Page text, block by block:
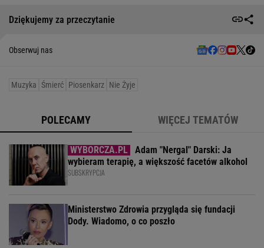
Dziękujemy za przeczytanie
Obserwuj nas
Muzyka Śmierć Piosenkarz Nie Żyje
POLECAMY WIĘCEJ TEMATÓW
Adam "Nergal" Darski: Ja
wybieram terapię, a większość facetów alkohol
SUBSKRYPCJA
Ministerstwo Zdrowia przygląda się fundacji
Dody. Wiadomo, o co poszło